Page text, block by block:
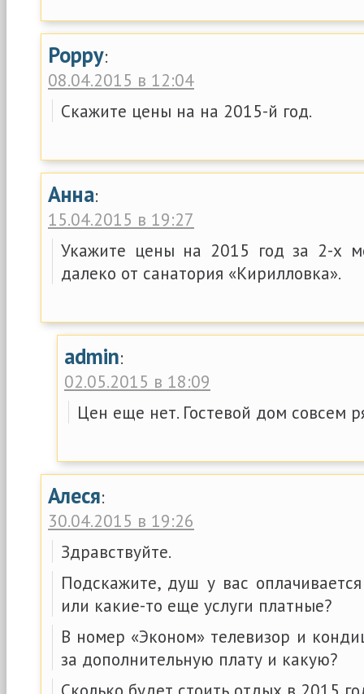
Poppy:
08.04.2015 в 12:04
Скажите цены на на 2015-й год.
Анна:
15.04.2015 в 19:27
Укажите цены на 2015 год за 2-х
далеко от санатория «Кирилловка».
admin:
02.05.2015 в 18:09
Цен еще нет. Гостевой дом совсем
Алеся:
30.04.2015 в 19:26
Здравствуйте.
Подскажите, душ у вас
или какие-то еще услуги платные?
В номер «Эконом» телевизор и
за дополнительную плату и какую?